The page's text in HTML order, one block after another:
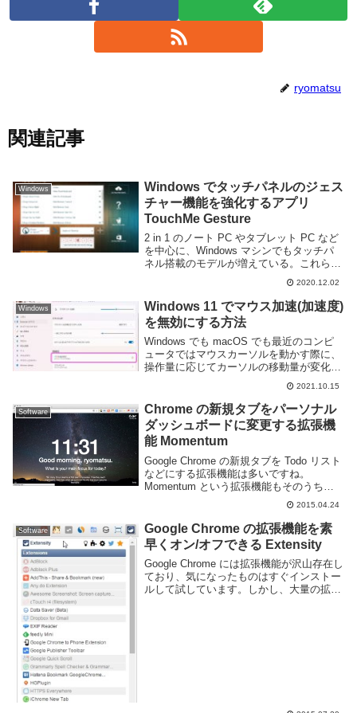
ryomatsu
関連記事
Windows
Windows でタッチパネルのジェス
チャー機能を強化するアプリ
TouchMe Gesture
2 in 1 のノート PC やタブレット PC など
を中心に、Windows マシンでもタッチパ
ネル搭載のモデルが増えている。これらは
タッチスクリーンを利用して直観的な操作
を行う事ができ便利ではあるが、メーカー
やモデルによってはタッチ機能...
2020.12.02
Windows
Windows 11 でマウス加速(加速度)
を無効にする方法
Windows でも macOS でも最近のコンピ
ュータではマウスカーソルを動かす際に、
操作量に応じてカーソルの移動量が変化す
るマウス加速機能が搭載されている。あま
りマウスを動かさなくともカーソルを大き
く動かすことができるため狭い机であっ
た...
2021.10.15
Software
Chrome の新規タブをパーソナル
ダッシュボードに変更する拡張機
能 Momentum
Google Chrome の新規タブを Todo リスト
などにする拡張機能は多いですね。
Momentum という拡張機能もそのうちの
一つですが新規タブを綺麗な写真や天気、
時間、TODO リストを統合したカッコイイ
画面にする事ができます。こ...
2015.04.24
Software
Google Chrome の拡張機能を素
早くオン/オフできる Extensity
Google Chrome には拡張機能が沢山存在し
ており、気になったものはすぐインストー
ルして試しています。しかし、大量の拡張